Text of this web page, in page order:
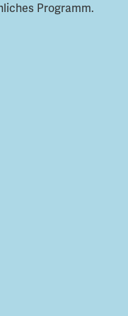
Programm.